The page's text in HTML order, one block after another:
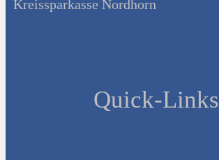
Kreissparkasse Nordhorn
Quick-Links